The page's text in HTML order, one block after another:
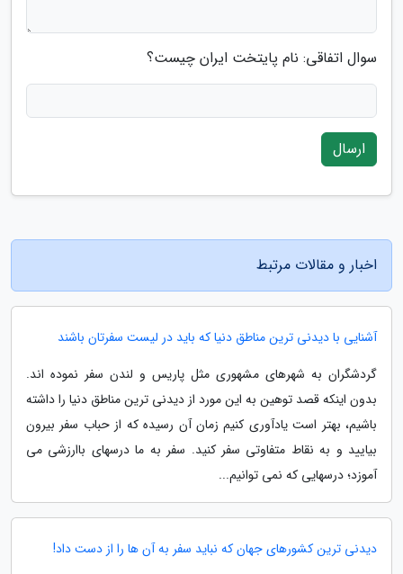
سوال اتفاقی: نام پایتخت ایران چیست؟
ارسال
اخبار و مقالات مرتبط
آشنایی با دیدنی ترین مناطق دنیا که باید در لیست سفرتان باشند
گردشگران به شهرهای مشهوری مثل پاریس و لندن سفر نموده اند.
بدون اینکه قصد توهین به این مورد از دیدنی ترین مناطق دنیا را داشته
باشیم، بهتر است یادآوری کنیم زمان آن رسیده که از حباب سفر بیرون
بیایید و به نقاط متفاوتی سفر کنید. سفر به ما درسهای باارزشی می
آموزد؛ درسهایی که نمی توانیم...
دیدنی ترین کشورهای جهان که نباید سفر به آن ها را از دست داد!